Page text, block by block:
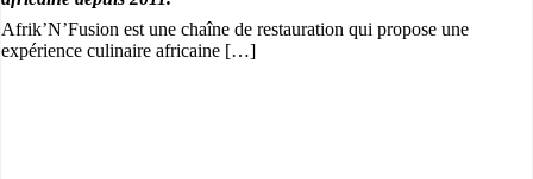
Afrik’N’Fusion est une chaîne de restauration qui propose une
expérience culinaire africaine […]